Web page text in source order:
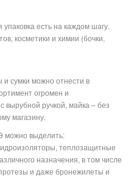
есть на каждом шагу.
косметики и химии (бочки,
сумки можно отнести в
огромен и
вырубной ручкой, майка – без
магазину.
можно выделить:
теплозащитные
назначения, в том числе
и даже бронежилеты и